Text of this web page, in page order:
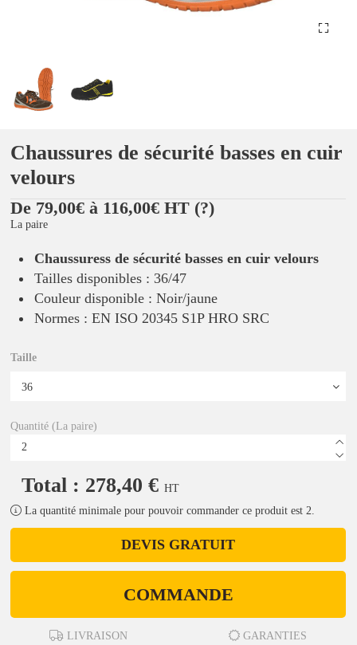
Chaussures de sécurité basses en cuir
velours
De 79,00€ à 116,00€ HT (?)
La paire
Chaussuress de sécurité basses en cuir velours
Tailles disponibles : 36/47
Couleur disponible : Noir/jaune
Normes : EN ISO 20345 S1P HRO SRC
Taille
Quantité (La paire)
Total : 278,40 € HT
La quantité minimale pour pouvoir commander ce produit est 2.
DEVIS GRATUIT
COMMANDE
LIVRAISON GARANTIES